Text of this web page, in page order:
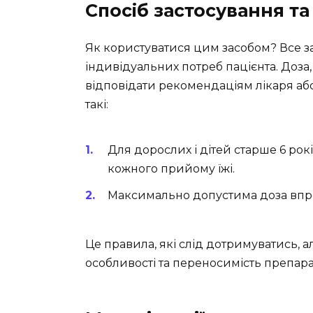
Спосіб застосування
Як користуватися цим засобом? Все
індивідуальних потреб пацієнта.
відповідати рекомендаціям лікаря
такі:
Для дорослих і дітей старше 6
кожного прийому їжі.
Максимально допустима доза
Це правила, які слід дотримуватись,
особливості та переносимість